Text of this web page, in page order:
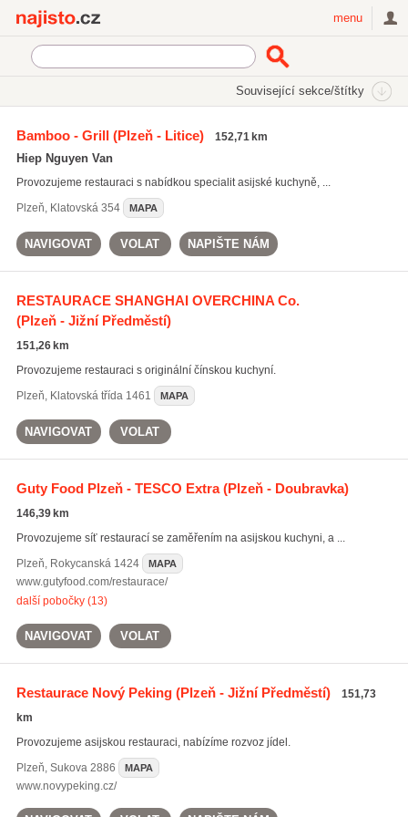
menu
Související sekce/štítky
Čínské a asijské restaurace
Bamboo - Grill(Plzeň - Litice) 152,71 km
Hiep Nguyen Van
Provozujeme restauraci s nabídkou specialit asijské kuchyně, ...
Plzeň, Klatovská 354 MAPA
NAVIGOVAT VOLAT NAPIŠTE NÁM
RESTAURACE SHANGHAI OVERCHINA Co.
(Plzeň - Jižní Předměstí)
151,26 km
Provozujeme restauraci s originální čínskou kuchyní.
Plzeň, Klatovská třída 1461 MAPA
NAVIGOVAT VOLAT
Guty Food Plzeň - TESCO Extra(Plzeň - Doubravka)
146,39 km
Provozujeme síť restaurací se zaměřením na asijskou kuchyni, a ...
Plzeň, Rokycanská 1424 MAPA
www.gutyfood.com/restaurace/
další pobočky (13)
NAVIGOVAT VOLAT
Restaurace Nový Peking(Plzeň - Jižní Předměstí)
151,73
km
Provozujeme asijskou restauraci, nabízíme rozvoz jídel.
Plzeň, Sukova 2886 MAPA
www.novypeking.cz/